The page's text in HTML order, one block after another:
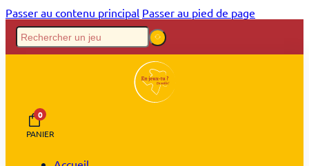
Passer au contenu principal Passer au pied de page
0
PANIER